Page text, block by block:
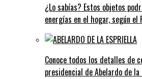
¿Lo sabías? Estos objetos
energías en el hogar, según el
Conoce todos los detalles de
presidencial de Abelardo de la